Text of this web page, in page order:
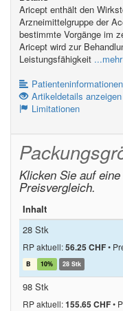
Aricept enthält den
Arzneimittelgruppe der
bestimmte Vorgänge im
Aricept wird zur
Leistungsfähigkeit ...mehr
Artikeldetails anzeigen
Limitationen
Klicken Sie auf
Preisvergleich.
Inhalt
28 Stk
RP aktuell:56.25 CHF•
B 10% 28 Stk
98 Stk
RP aktuell:155.65 CHF•